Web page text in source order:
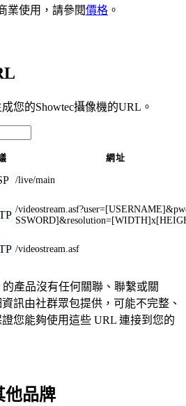
業使用，請參閱價格 。
您的Showtec攝像機的URL。
網址
/live/main
/
/videostream.asf
的產品沒有任何關聯、聯繫或關
訊由社群眾包提供，可能不完整、
您能夠使用這些 URL 連接到您的
他品牌